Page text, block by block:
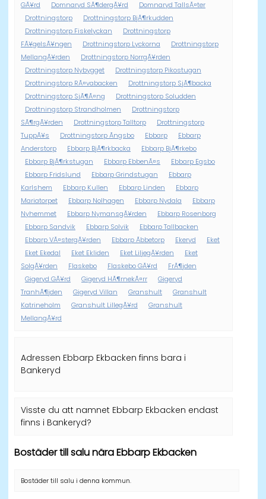
GÃ¥rd
Domnaryd SÃ¶dergÃ¥rd
Domnaryd TallsÃ¤ter
Drottningstorp
Drottningstorp BjÃ¶rkudden
Drottningstorp Fiskelyckan
Drottningstorp
FÃ¥gelsÃ¥ngen
Drottningstorp Lyckorna
Drottningstorp
MellangÃ¥rden
Drottningstorp NorrgÃ¥rden
Drottningstorp Nybygget
Drottningstorp Pikostugan
Drottningstorp RÃ¤vabacken
Drottningstorp SjÃ¶backa
Drottningstorp SjÃ¶Ã¤ng
Drottningstorp Soludden
Drottningstorp Strandholmen
Drottningstorp
SÃ¶rgÃ¥rden
Drottningstorp Talltorp
Drottningstorp
TuppÃ¥s
Drottningstorp Ãngsbo Ebbarp
Ebbarp
Anderstorp
Ebbarp BjÃ¶rkbacka
Ebbarp BjÃ¶rkebo
Ebbarp BjÃ¶rkstugan
Ebbarp EbbenÃ¤s
Ebbarp Egsbo
Ebbarp Fridslund
Ebbarp Grindstugan
Ebbarp
Karlshem
Ebbarp Kullen Ebbarp Linden
Ebbarp
Mariatorpet
Ebbarp Nolhagen Ebbarp Nydala
Ebbarp
Nyhemmet
Ebbarp NymansgÃ¥rden
Ebbarp Rosenborg
Ebbarp Sandvik
Ebbarp Solvik
Ebbarp Tallbacken
Ebbarp VÃ¤stergÃ¥rden
Ebbarp Ãbbetorp Ekeryd
Eket
Eket Ekedal
Eket Ekliden Eket LiljegÃ¥rden
Eket
SolgÃ¥rden
Flaskebo Flaskebo GÃ¥rd
FrÃ¶jden
Gigeryd GÃ¥rd
Gigeryd HÃ¶rnekÃ¤rr
Gigeryd
TranhÃ¶jden
Gigeryd Villan Granshult
Granshult
Katrineholm
Granshult LillegÃ¥rd
Granshult
MellangÃ¥rd
Adressen Ebbarp Ekbacken finns bara i
Bankeryd
Visste du att namnet Ebbarp Ekbacken endast
finns i Bankeryd?
Bostäder till salu nära Ebbarp Ekbacken
Bostäder till salu i denna kommun.